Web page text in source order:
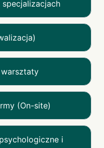
(On-site)
i